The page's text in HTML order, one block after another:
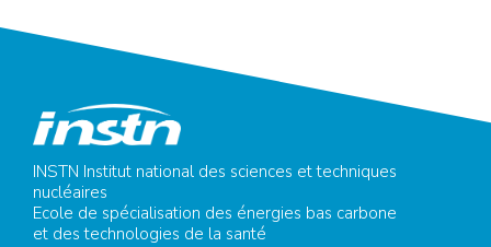
INSTN Institut national des sciences et techniques
nucléaires
Ecole de spécialisation des énergies bas carbone
et des technologies de la santé